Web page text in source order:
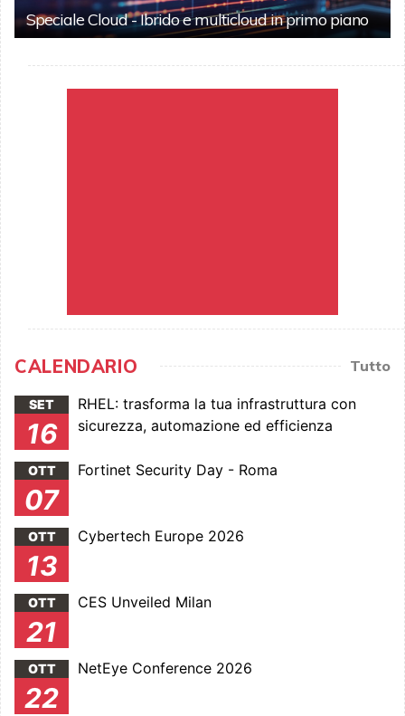
Speciale Cloud - Ibrido e multicloud in primo piano
CALENDARIO Tutto
SET
16
RHEL: trasforma la tua infrastruttura con
sicurezza, automazione ed efficienza
OTT
07
Fortinet Security Day - Roma
OTT
13
Cybertech Europe 2026
OTT
21
CES Unveiled Milan
OTT
22
NetEye Conference 2026